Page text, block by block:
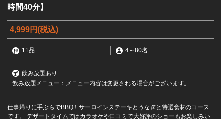
時間40分】
4,999円(税込)
11品 4～80名
飲み放題あり
飲み放題メニュー：メニュー内容は変更される場合がございます。
仕事帰りに手ぶらでBBQ！サーロインステーキとうなぎと特選食材のコース
です。 デザートタイムではカラオケや口コミで大好評のショーもお楽しみい